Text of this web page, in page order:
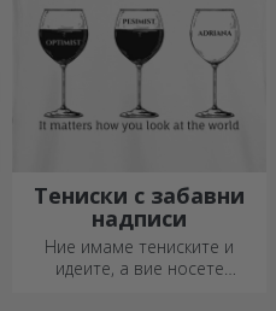
Тениски с забавни
надписи
Ние имаме тениските и
идеите, а вие носете